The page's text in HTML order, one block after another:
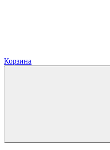
Корзина